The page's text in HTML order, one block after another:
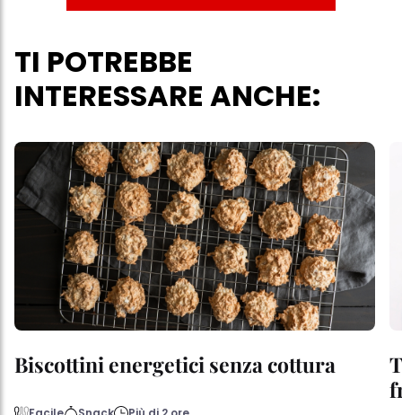
TI POTREBBE
INTERESSARE ANCHE:
Biscottini energetici senza cottura